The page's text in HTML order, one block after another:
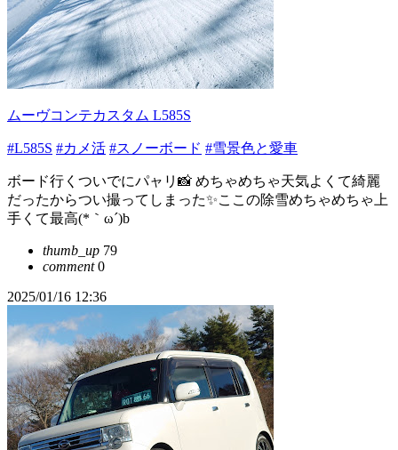
ムーヴコンテカスタム L585S
#L585S #カメ活 #スノーボード #雪景色と愛車
ボード行くついでにパャリ📸 めちゃめちゃ天気よくて綺麗
だったからつい撮ってしまった✨ここの除雪めちゃめちゃ上
手くて最高(*｀ω´)b
thumb_up 79
comment0
2025/01/16 12:36